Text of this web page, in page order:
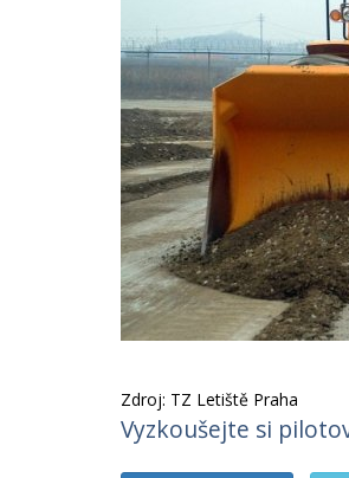
Zdroj: TZ Letiště Praha
Vyzkoušejte si